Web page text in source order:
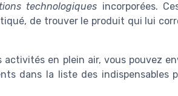
technologiques incorporées.
de trouver le produit qui lui
en plein air, vous pouvez
dans la liste des indispensables